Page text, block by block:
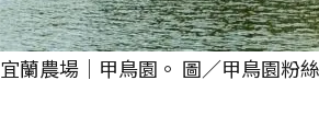
宜蘭農場｜甲鳥園。 圖／甲鳥園粉